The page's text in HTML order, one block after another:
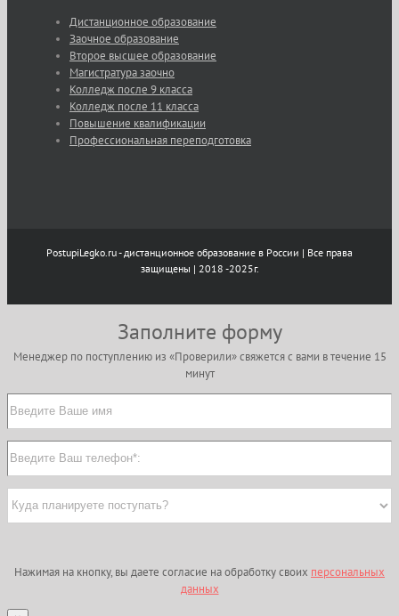
Дистанционное образование
Заочное образование
Второе высшее образование
Магистратура заочно
Колледж после 9 класса
Колледж после 11 класса
Повышение квалификации
Профессиональная переподготовка
PostupiLegko.ru - дистанционное образование в России | Все права
защищены | 2018 -2025г.
Заполните форму
Менеджер по поступлению из «Проверили» свяжется с вами в течение 15
минут
Нажимая на кнопку, вы даете согласие на обработку своих персональных
данных